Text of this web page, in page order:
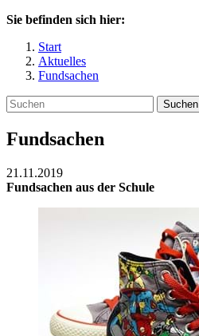
Sie befinden sich hier:
Start
Aktuelles
Fundsachen
Suchen
Fundsachen
21.11.2019
Fundsachen aus der Schule